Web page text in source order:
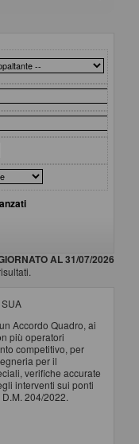
AL 31/07/2026
Accordo Quadro, ai
più operatori
competitivo, per
per il
verifiche accurate
interventi sui ponti
204/2022.